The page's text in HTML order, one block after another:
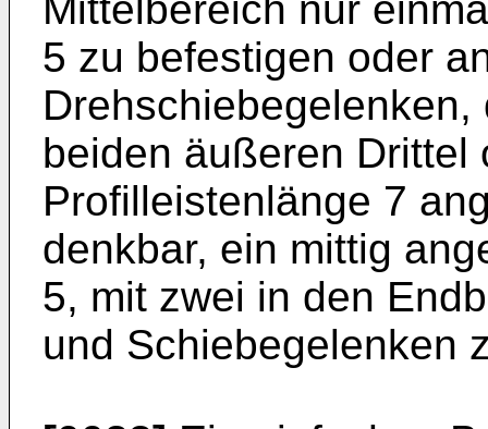
5 zu befestigen oder
beiden äußeren Drittel
Profilleistenlänge 7
denkbar, ein mittig
5, mit zwei in den
und Schiebegelenken